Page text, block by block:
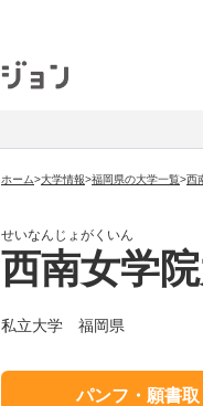
ホーム>大学情報>福岡県の大学一覧>西
せいなんじょがくいん
西南女学
私立大学 福岡県
パンフ・願書